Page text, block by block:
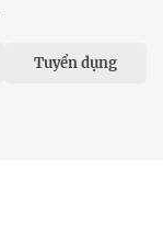
Tuyển dụng